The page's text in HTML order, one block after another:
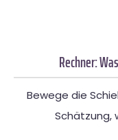
Rechner:
Bewege die
Schätzung,